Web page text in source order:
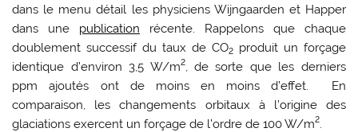
dans le menu détail les physiciens Wijngaarden et Happer
dans une publication récente. Rappelons que chaque
doublement successif du taux de CO2produit un forçage
identique d’environ 3,5 W/m2, de sorte que les derniers
ppm ajoutés ont de moins en moins d’effet. En
comparaison, les changements orbitaux à l’origine des
glaciations exercent un forçage de l’ordre de 100 W/m2